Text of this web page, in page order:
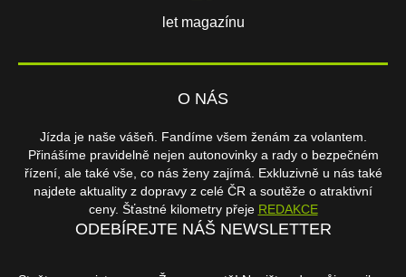
let magazínu
O NÁS
Jízda je naše vášeň. Fandíme všem ženám za volantem.
Přinášíme pravidelně nejen autonovinky a rady o bezpečném
řízení, ale také vše, co nás ženy zajímá. Exkluzivně u nás také
najdete aktuality z dopravy z celé ČR a soutěže o atraktivní
ceny. Šťastné kilometry přeje REDAKCE
ODEBÍREJTE NÁŠ NEWSLETTER